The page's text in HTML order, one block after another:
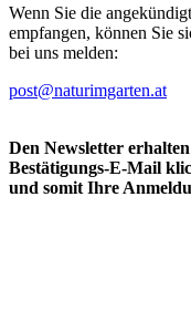
Wenn Sie die
empfangen, können Sie
bei uns melden:
post@naturimgarten.at
Den Newsletter
Bestätigungs-E-Mail
und somit Ihre